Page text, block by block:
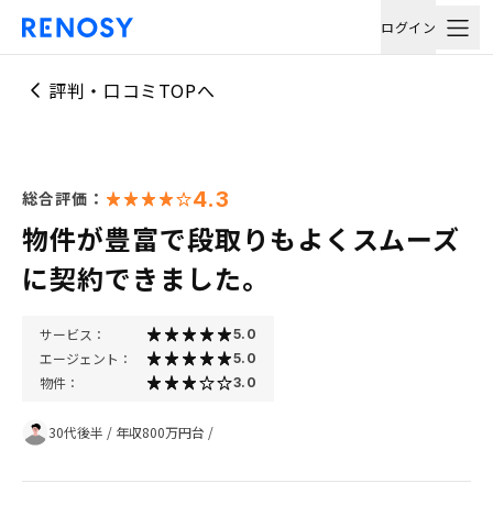
ログイン
評判・口コミTOPへ
総合評価： 4.3
物件が豊富で段取りもよくスムーズ
に契約できました。
サービス： 5.0
エージェント： 5.0
物件： 3.0
30代後半 / 年収800万円台 /